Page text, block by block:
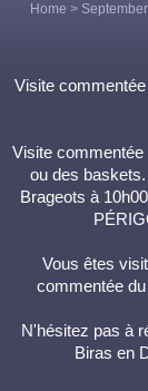
Home > September
Visite
Visite
ou des
Brageots à
Vous êtes
commentée
N'hésitez pas à
Biras en